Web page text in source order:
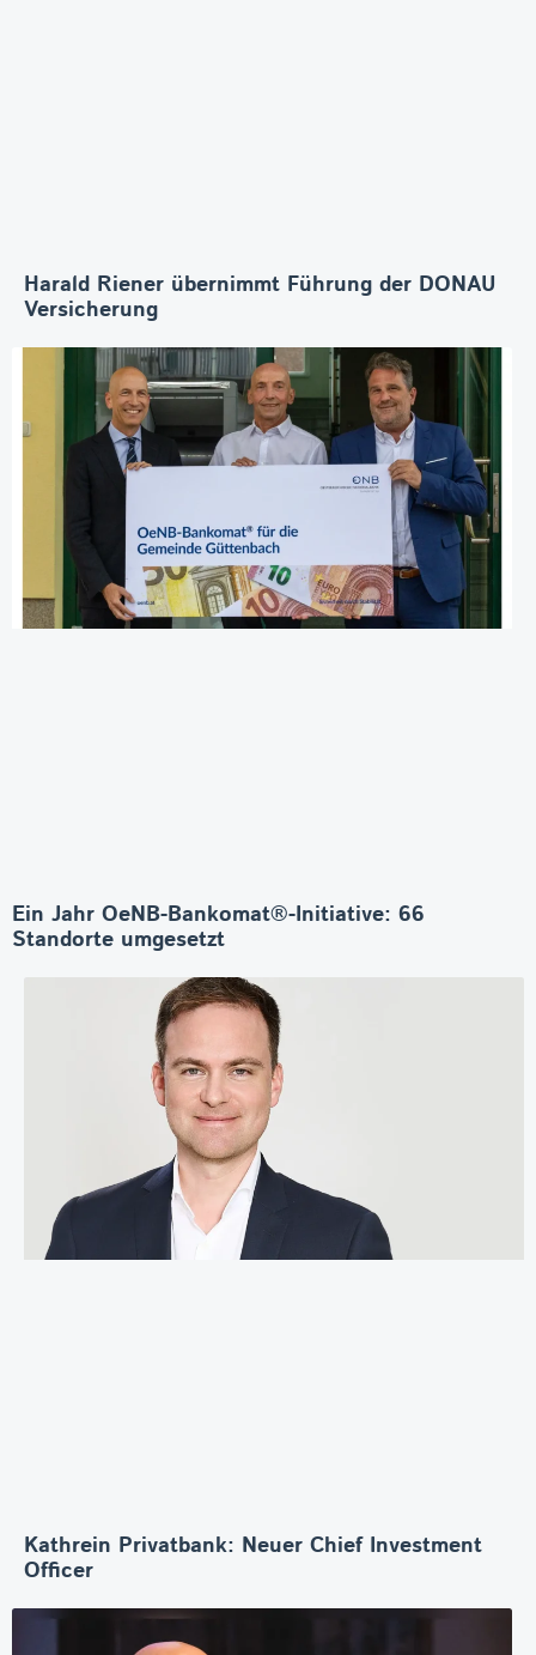
Harald Riener übernimmt Führung der DONAU
Versicherung
Ein Jahr OeNB-Bankomat®-Initiative: 66
Standorte umgesetzt
Kathrein Privatbank: Neuer Chief Investment
Officer